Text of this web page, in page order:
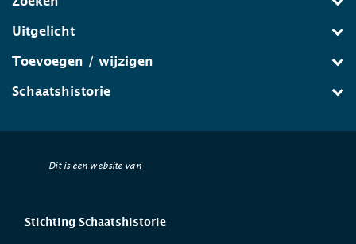
Uitgelicht
Toevoegen / wijzigen
Schaatshistorie
Dit is een website van
Stichting Schaatshistorie